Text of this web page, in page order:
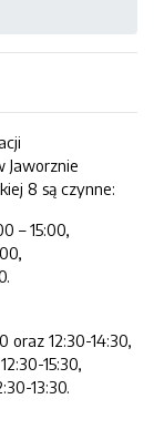
Jaworznie
8 są czynne:
– 15:00,
oraz 12:30-14:30,
15:30,
13:30.